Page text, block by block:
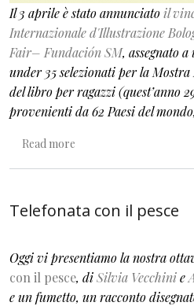
Il 3 aprile è stato annunciatoil
Internazionale d'Illustrazione
Fair– Fundación SM, assegnato
under 35 selezionati per la
del libro per ragazzi (quest’anno
provenienti da 62 Paesi del mondo,
Read more
Telefonata con il pesce
Oggi vi presentiamo la nostra
con il pesce, diSilvia Vecchinie
e un fumetto, un racconto